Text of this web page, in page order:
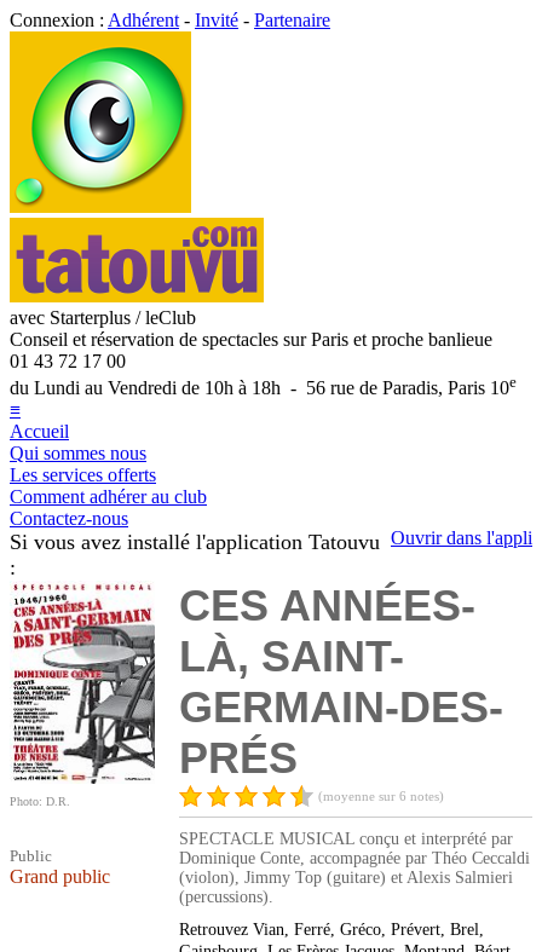
Connexion : Adhérent - Invité - Partenaire
avec Starterplus / leClub
Conseil et réservation de spectacles sur Paris et proche banlieue
01 43 72 17 00
du Lundi au Vendredi de 10h à 18h - 56 rue de Paradis, Paris 10e
≡
Accueil
Qui sommes nous
Les services offerts
Comment adhérer au club
Contactez-nous
Ouvrir dans l'appli
Si vous avez installé l'application Tatouvu
:
Photo: D.R.
Public
Grand public
CES ANNÉES-
LÀ, SAINT-
GERMAIN-DES-
PRÉS
(moyenne sur 6 notes)
SPECTACLE MUSICAL conçu et interprété par
Dominique Conte, accompagnée par Théo Ceccaldi
(violon), Jimmy Top (guitare) et Alexis Salmieri
(percussions).
Retrouvez Vian, Ferré, Gréco, Prévert, Brel,